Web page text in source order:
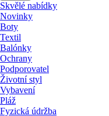
Skvělé nabídky
Novinky
Boty
Textil
Balónky
Ochrany
Podporovatel
Životní styl
Vybavení
Pláž
Fyzická údržba